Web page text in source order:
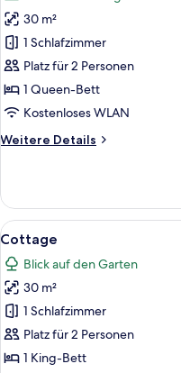
Deluxe-
Doppelzimmer,
Balkon
anzeigen
30 m²
1 Schlafzimmer
Platz für 2 Personen
1 Queen-Bett
Kostenloses WLAN
Weitere Details
Weitere
Doppelzimmer,
Balkon
Alle
Fotos
für
Cottage
anzeigen
18
Cottage
Blick auf den Garten
30 m²
1 Schlafzimmer
Platz für 2 Personen
1 King-Bett